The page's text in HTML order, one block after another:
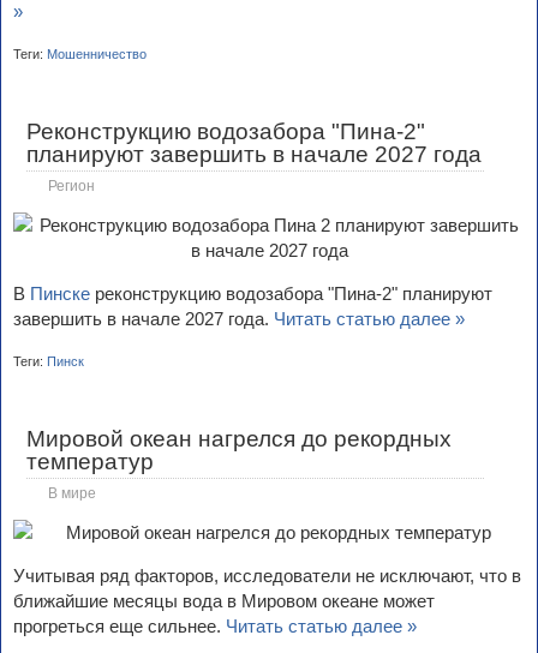
»
Теги: Мошенничество
Реконструкцию водозабора "Пина-2"
планируют завершить в начале 2027 года
Регион
В Пинске реконструкцию водозабора "Пина-2" планируют
завершить в начале 2027 года. Читать статью далее »
Теги: Пинск
Мировой океан нагрелся до рекордных
температур
В мире
Учитывая ряд факторов, исследователи не исключают, что в
ближайшие месяцы вода в Мировом океане может
прогреться еще сильнее. Читать статью далее »